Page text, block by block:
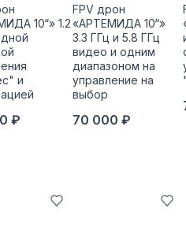
10“» 1.2
и
₽
FPV дрон
«АРТЕМИДА 10“»
3.3 ГГц и 5.8 ГГц
видео и одним
диапазоном на
управление на
выбор
70 000 ₽